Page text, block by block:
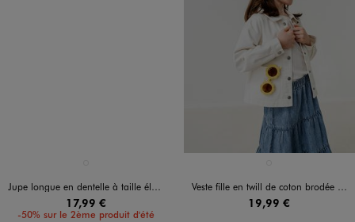
Jupe longue en dentelle à taille élastiquée fille
17,99 €
-50% sur le 2ème produit d'été
Veste fille en twill de coton brodée fille
19,99 €